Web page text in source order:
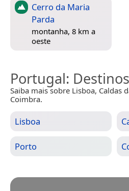
Cerro da Maria
Parda
montanha, 8 km a
oeste
Portugal:
Saiba mais sobre Lisboa, Caldas
Coimbra.
Lisboa
Porto